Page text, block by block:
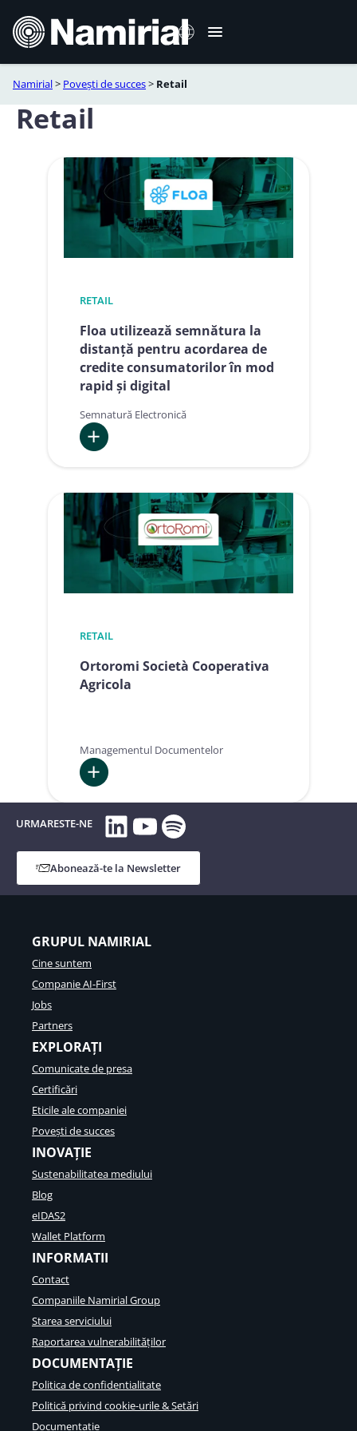
conținut
Français
Español
Português
Namirial> Povești de succes> Retail
Retail
RETAIL
Floa utilizează semnătura la
distanță pentru acordarea de
credite consumatorilor în mod
rapid și digital
Semnatură Electronică
utilizează
semnătura
la
distanță
pentru
acordarea
credite
în
mod
digital
RETAIL
Ortoromi Società Cooperativa
Agricola
Managementul Documentelor
Ortoromi Società
Cooperativa
Agricola
URMARESTE-NE LinkedIn
YouTube
Spotify
Abonează-te la Newsletter
GRUPUL NAMIRIAL
Cine suntem
Companie AI-First
Jobs
Partners
EXPLORAȚI
Comunicate de presa
Certificări
Eticile ale companiei
Povești de succes
INOVAȚIE
Sustenabilitatea mediului
Blog
eIDAS2
Wallet Platform
INFORMATII
Contact
Companiile Namirial Group
Starea serviciului
Raportarea vulnerabilităților
DOCUMENTAȚIE
Politica de confidentialitate
Politică privind cookie-urile & Setări
Documentație